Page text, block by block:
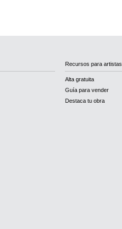
Recursos para artistas
Alta gratuita
Guía para vender
Destaca tu obra